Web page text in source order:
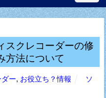
スクレコーダーの修
方法について
ー, お役立ち？情報
ソ